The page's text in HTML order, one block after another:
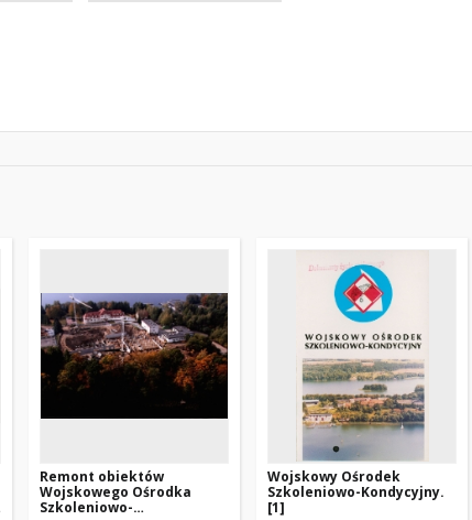
Remont obiektów
Wojskowego Ośrodka
Szkoleniowo-
Wojskowy Ośrodek
Szkoleniowo-Kondycyjny.
[1]